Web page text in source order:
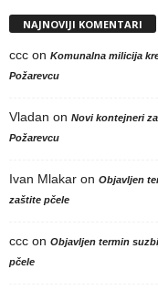
NAJNOVIJI KOMENTARI
ccc on Komunalna milicija
Požarevcu
Vladan on Novi kontejneri
Požarevcu
Ivan Mlakar on Objavljen
zaštite pčele
ccc on Objavljen termin
pčele